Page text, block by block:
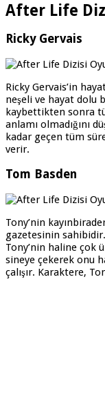
After Life
Ricky Gervais
Ricky Gervais’in
neşeli ve hayat dolu
kaybettikten sonra
anlamı olmadığını
kadar geçen tüm
verir.
Tom Basden
Tony’nin
gazetesinin
Tony’nin haline çok
sineye çekerek onu
çalışır. Karaktere,